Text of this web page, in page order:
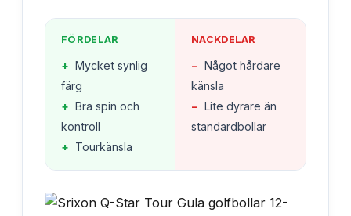
FÖRDELAR
+ Mycket synlig
färg
+ Bra spin och
kontroll
+ Tourkänsla
NACKDELAR
− Något hårdare
känsla
− Lite dyrare än
standardbollar